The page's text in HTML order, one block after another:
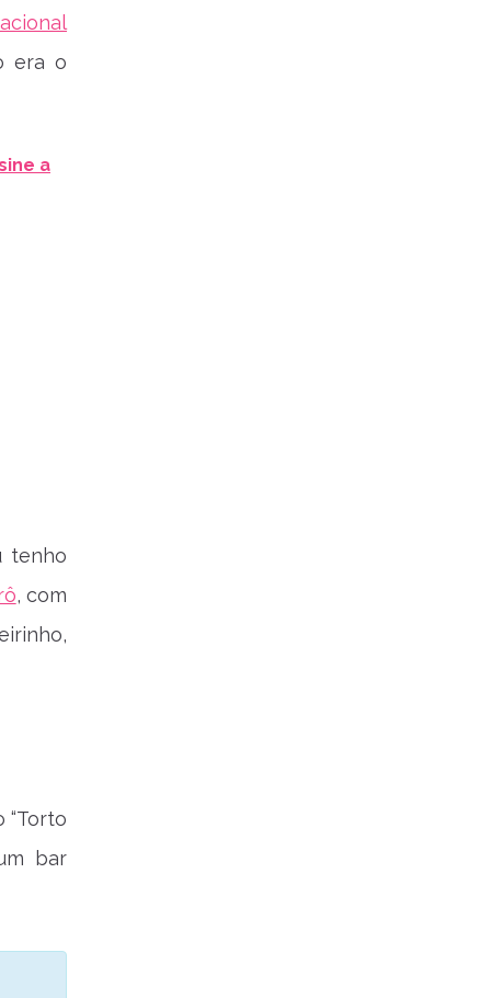
era o
a
tenho
, com
“Torto
bar